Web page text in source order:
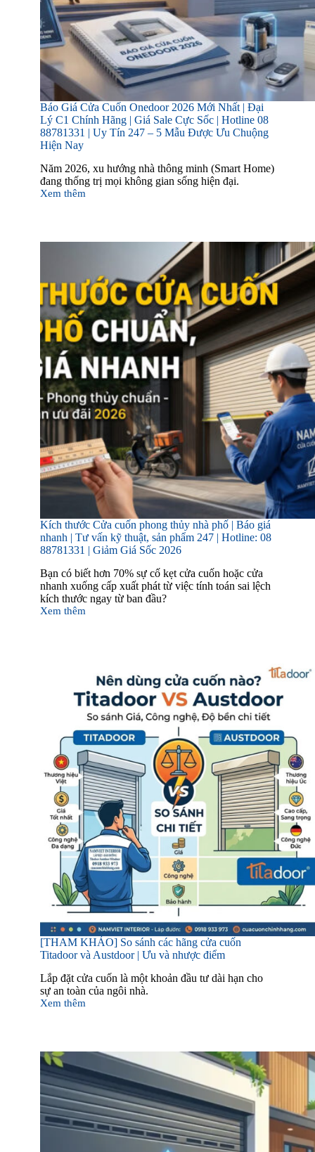
Báo Giá Cửa Cuốn Onedoor 2026 Mới Nhất | Đại
Lý C1 Chính Hãng | Giá Sale Cực Sốc | Hotline 08
88781331 | Uy Tín 247 – 5 Mẫu Được Ưu Chuộng
Hiện Nay
Năm 2026, xu hướng nhà thông minh (Smart Home)
đang thống trị mọi không gian sống hiện đại.
Xem thêm
Kích thước Cửa cuốn phong thủy nhà phố | Báo giá
nhanh | Tư vấn kỹ thuật, sản phẩm 247 | Hotline: 08
88781331 | Giảm Giá Sốc 2026
Bạn có biết hơn 70% sự cố kẹt cửa cuốn hoặc cửa
nhanh xuống cấp xuất phát từ việc tính toán sai lệch
kích thước ngay từ ban đầu?
Xem thêm
[THAM KHẢO] So sánh các hãng cửa cuốn
Titadoor và Austdoor | Ưu và nhược điểm
Lắp đặt cửa cuốn là một khoản đầu tư dài hạn cho
sự an toàn của ngôi nhà.
Xem thêm